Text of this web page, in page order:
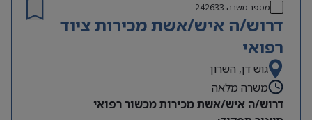
מספר משרה 242633
דרוש/ה איש/אשת מכירות ציוד
רפואי
גוש דן, השרון
משרה מלאה
דרוש/ה איש/אשת מכירות מכשור רפואי